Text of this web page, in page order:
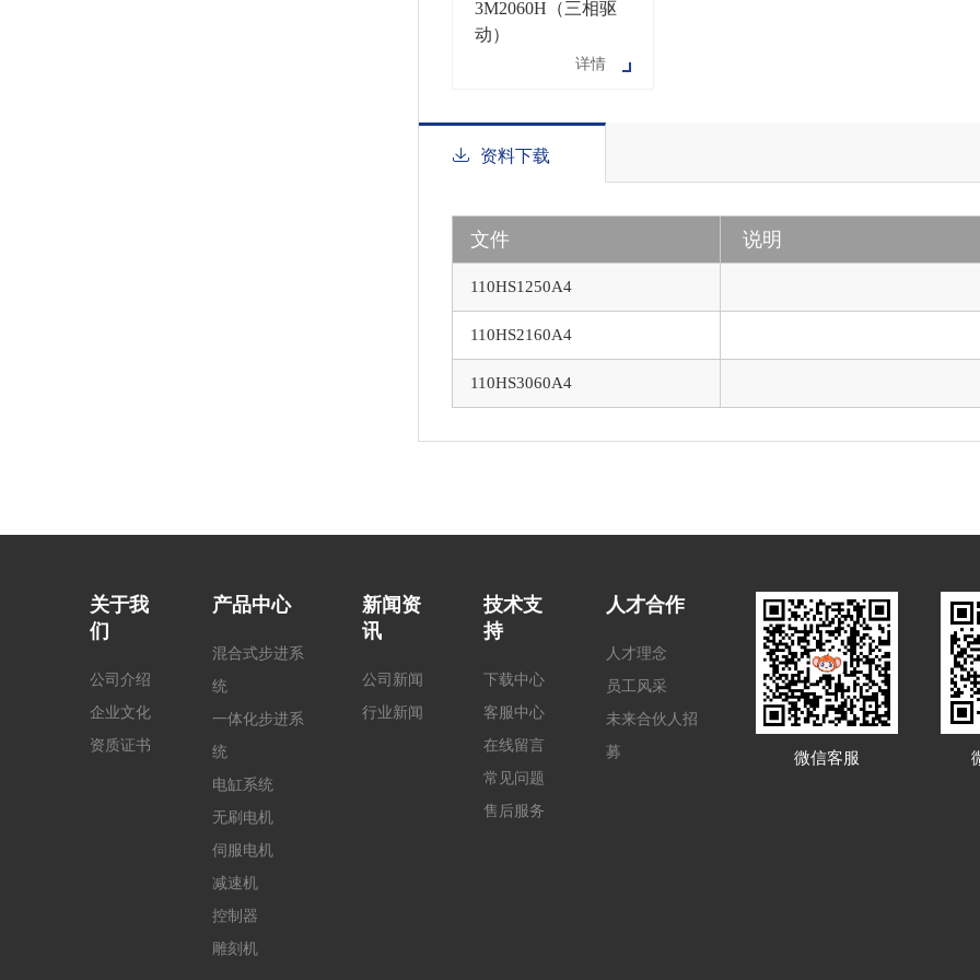
3M2060H（三相驱
动）
详情
资料下载
文件 说明
110HS1250A4
110HS2160A4
110HS3060A4
关于我
们
公司介绍
企业文化
资质证书
产品中心
混合式步进系
统
一体化步进系
统
电缸系统
无刷电机
伺服电机
减速机
控制器
雕刻机
新闻资
讯
公司新闻
行业新闻
技术支
持
下载中心
客服中心
在线留言
常见问题
售后服务
人才合作
人才理念
员工风采
未来合伙人招
募
微信客服